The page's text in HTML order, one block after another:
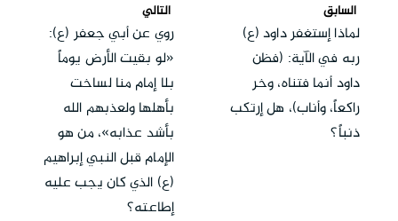
السابق
لماذا إستغفر داود (ع)
ربه في الآية: (فظن
داود أنما فتناه، وخر
راكعاً، وأناب)، هل إرتكب
ذنباً؟
التالي
روي عن أبي جعفر (ع):
«لو بقيت الأرض يوماً
بلا إمام منا لساخت
بأهلها ولعذبهم الله
بأشد عذابه»، من هو
الإمام قبل النبي إبراهيم
(ع) الذي كان يجب عليه
إطاعته؟